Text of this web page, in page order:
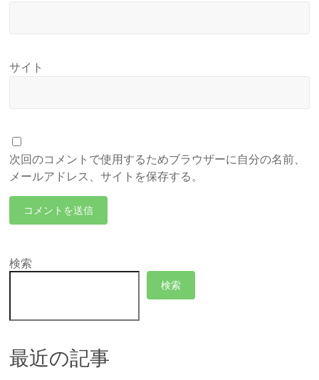
サイト
次回のコメントで使用するためブラウザーに自分の名前、
メールアドレス、サイトを保存する。
検索
検索
最近の記事